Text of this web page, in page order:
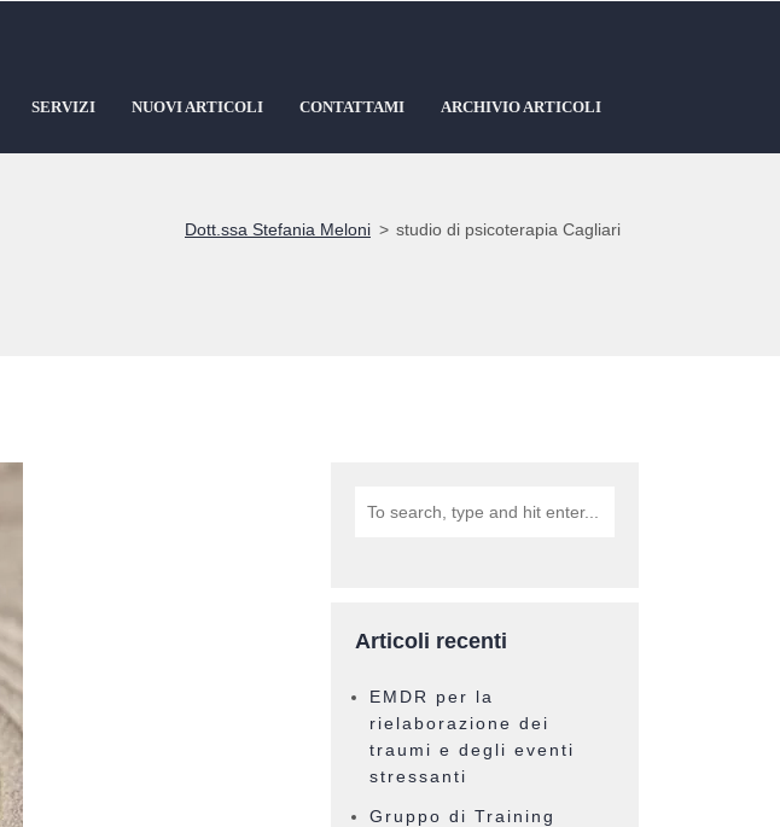
SERVIZI NUOVI ARTICOLI CONTATTAMI ARCHIVIO ARTICOLI
Dott.ssa Stefania Meloni > studio di psicoterapia Cagliari
Articoli recenti
EMDR per la
rielaborazione dei
traumi e degli eventi
stressanti
Gruppo di Training